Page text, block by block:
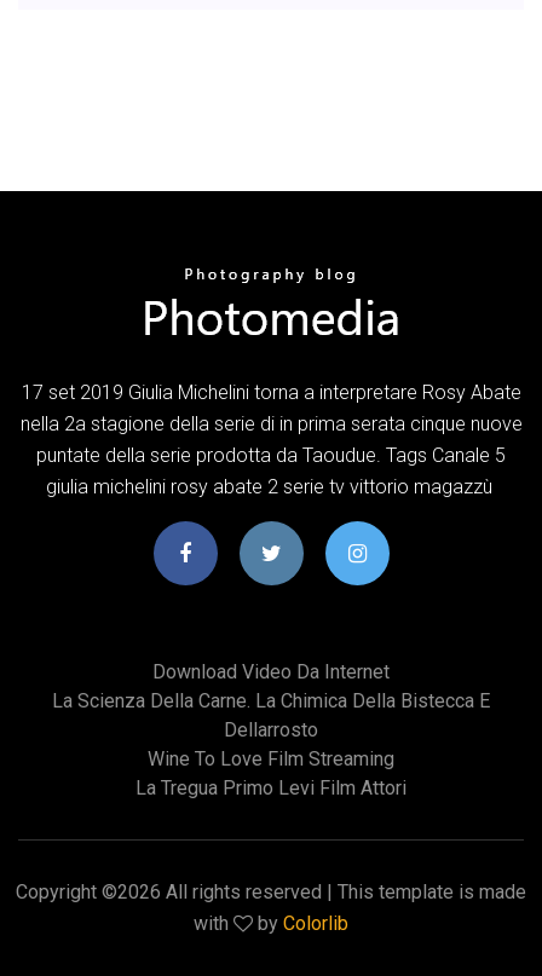
17 set 2019 Giulia Michelini torna a interpretare Rosy Abate
nella 2a stagione della serie di in prima serata cinque nuove
puntate della serie prodotta da Taoudue. Tags Canale 5
giulia michelini rosy abate 2 serie tv vittorio magazzù
Download Video Da Internet
La Scienza Della Carne. La Chimica Della Bistecca E
Dellarrosto
Wine To Love Film Streaming
La Tregua Primo Levi Film Attori
Copyright ©2026 All rights reserved | This template is made
with
by Colorlib